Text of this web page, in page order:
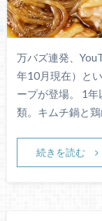
万バズ連発、
年10月現在）と
ープが登場。 1
類。キムチ鍋と
続きを読む